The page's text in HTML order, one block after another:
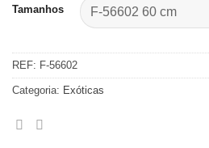
Tamanhos
REF: F-56602
Categoria: Exóticas